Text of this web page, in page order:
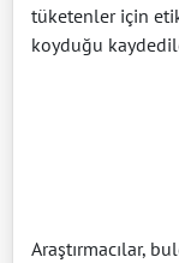
tüketenler için
koyduğu
Araştırmacılar,